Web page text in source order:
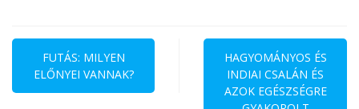
Bejegyzés
navigáció
FUTÁS: MILYEN
ELŐNYEI VANNAK?
HAGYOMÁNYOS ÉS
INDIAI CSALÁN ÉS
AZOK EGÉSZSÉGRE